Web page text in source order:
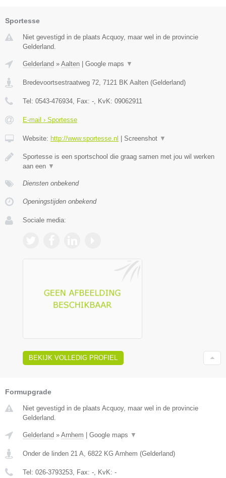
Sportesse
Niet gevestigd in de plaats Acquoy, maar wel in de provincie
Gelderland.
Gelderland » Aalten Google maps ▼
Bredevoortsestraatweg 72 7121 BK Aalten (Gelderland)
Tel: 0543-476934 , Fax: - , KvK: 09062911
E-mail › Sportesse
Website: http://www.sportesse.nl Screenshot ▼
Sportesse is een sportschool die graag samen met jou wil werken
aan een ▼
Diensten onbekend
Openingstijden onbekend
Sociale media:
BEKIJK VOLLEDIG PROFIEL
Formupgrade
Niet gevestigd in de plaats Acquoy, maar wel in de provincie
Gelderland.
Gelderland » Arnhem | Google maps ▼
Onder de linden 21 A 6822 KG Arnhem (Gelderland)
Tel: 026-3793253 , Fax: - , KvK: -